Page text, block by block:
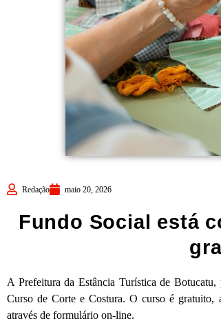
Redação maio 20, 2026
Fundo Social está
A Prefeitura da Estância Turística de
Curso de Corte e Costura. O curso é gratuito,
através de formulário on-line.